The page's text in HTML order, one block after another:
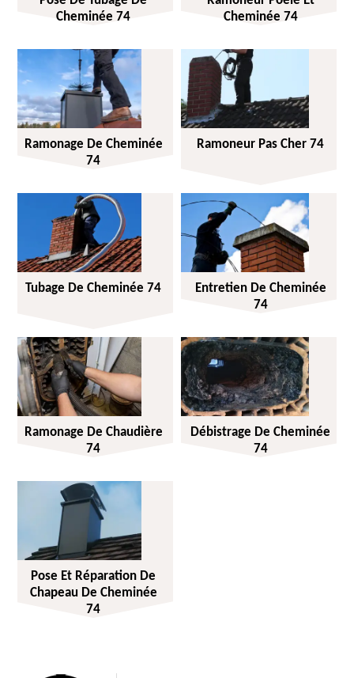
Cheminée 74
Cheminée 74
Ramonage De Cheminée
74
Ramoneur Pas Cher 74
Tubage De Cheminée 74
Entretien De Cheminée
74
Ramonage De Chaudière
74
Débistrage De Cheminée
74
Pose Et Réparation De
Chapeau De Cheminée
74